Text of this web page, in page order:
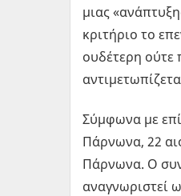
μιας
κριτήριο το
ουδέτερη ούτε
Σύμφωνα με
Πάρνωνα, 22
Πάρνωνα. Ο
αναγνωριστεί